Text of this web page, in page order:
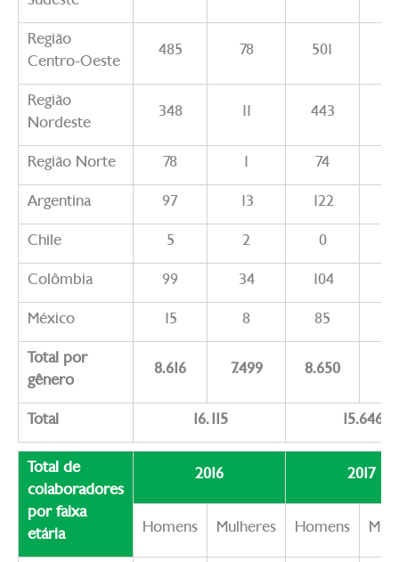
Região
Centro-Oeste
485 78 501
Região
Nordeste
348 11 443
Região Norte 78 1 74
Argentina 97 13 122
Chile 5 2 0
Colômbia 99 34 104
México 15 8 85
Total por
gênero
8.616 7.499 8.650
Total 16.115 15.646
Total de
colaboradores
por faixa
etária
2016 2017
Homens Mulheres Homens